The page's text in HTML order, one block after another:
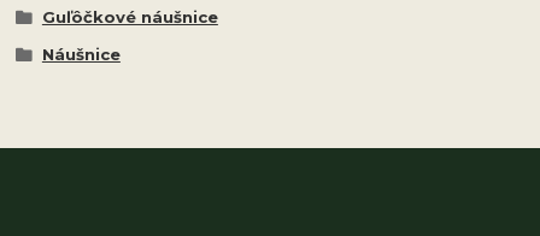
Guľôčkové náušnice
Náušnice